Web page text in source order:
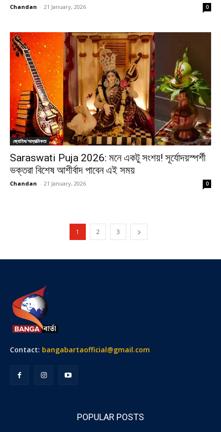
Chandan - 21 January, 2026 0
জ্যোতিষ/আধ্যাত্মিকতা
Saraswati Puja 2026: মনে একটু সংশয়! সূর্যোদয়স্পর্শী
ভক্তরা বিশেষ আশীর্বাদ পাবেন এই সময়
Chandan - 21 January, 2026 0
1 2 3
Contact: bangabartaofficial@gmail.com
POPULAR POSTS